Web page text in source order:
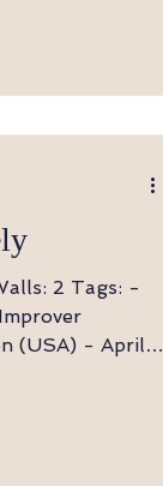
2 Tags: -
(USA) - April